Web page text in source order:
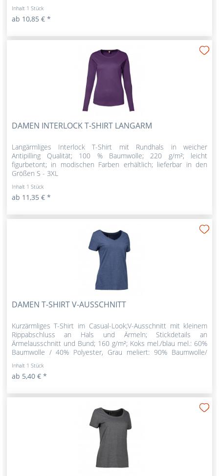
Inhalt 1 Stück
ab 10,85 € *
DAMEN INTERLOCK T-SHIRT LANGARM
Langärmliges Interlock T-Shirt mit Rundhals in weicher
Antipilling Qualität; 100 % Baumwolle; 220 g/m²; leicht
figurbetont; in modischen Farben erhältlich; lieferbar in den
Größen S - 3XL
Inhalt 1 Stück
ab 11,35 € *
DAMEN T-SHIRT V-AUSSCHNITT
Kurzärmliges T-Shirt im Casual-Look;V-Ausschnitt mit kleinem
Rippabschluss an Hals und Ärmeln; Stickdetails an
Ärmelausschnitt und Bund; 160 g/m²; Koks mel./blau mel.: 60%
Baumwolle / 40% Polyester, Grau meliert: 90% Baumwolle/
Inhalt 1 Stück
ab 5,40 € *